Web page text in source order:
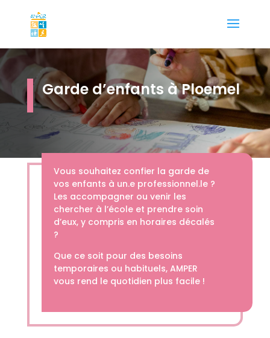
Garde d’enfants à Ploemel
Vous souhaitez confier la garde de
vos enfants à un.e professionnel.le ?
Les accompagner ou venir les
chercher à l’école et prendre soin
d’eux, y compris en horaires décalés
?
Que ce soit pour des besoins
temporaires ou habituels, AMPER
vous rend le quotidien plus facile !